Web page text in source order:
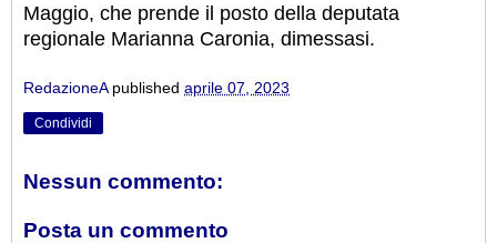
Maggio, che prende il posto della deputata
regionale Marianna Caronia, dimessasi.
RedazioneA published aprile 07, 2023
Condividi
Nessun commento:
Posta un commento